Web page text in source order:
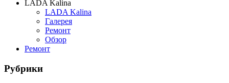
LADA Kalina
LADA Kalina
Галерея
Ремонт
Обзор
Ремонт
Рубрики